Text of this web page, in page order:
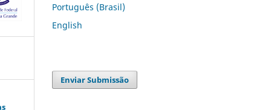
Português (Brasil)
English
Enviar Submissão